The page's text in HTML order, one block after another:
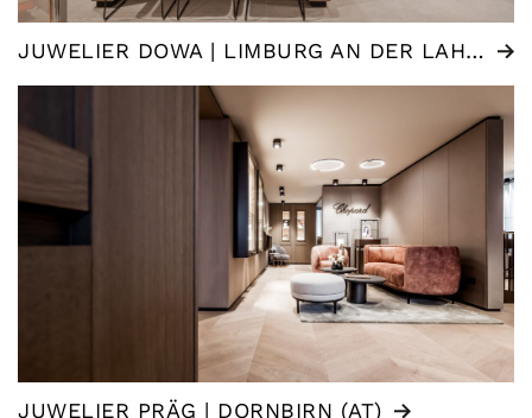
JUWELIER DOWA | LIMBURG AN DER LAHN (DE)
JUWELIER PRÄG | DORNBIRN (AT)